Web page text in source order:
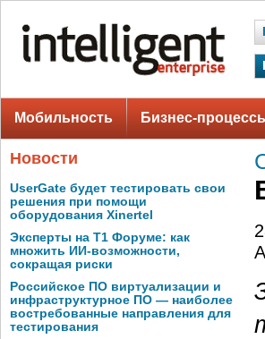
Мобильность Бизнес-
Новости
UserGate будет тестировать свои
решения при помощи
оборудования Xinertel
Эксперты на Т1 Форуме: как
множить ИИ-возможности,
сокращая риски
Российское ПО виртуализации и
инфраструктурное ПО — наиболее
востребованные направления для
тестирования